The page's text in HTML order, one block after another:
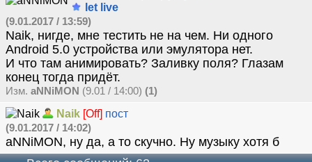
let live
(9.01.2017 / 13:59)
Naik, нигде, мне тестить не на чем. Ни одного
Android 5.0 устройства или эмулятора нет.
И что там анимировать? Заливку поля? Глазам
конец тогда придёт.
Изм. aNNiMON (9.01 / 14:00) (1)
Naik [Off] пост
(9.01.2017 / 14:02)
aNNiMON, ну да, а то скучно. Ну музыку хотя б